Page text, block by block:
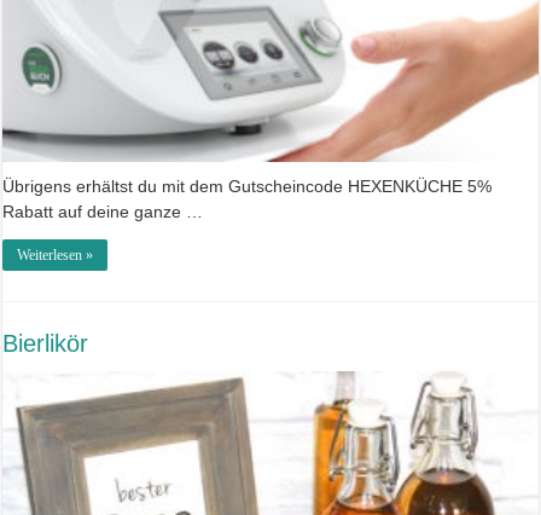
Übrigens erhältst du mit dem Gutscheincode HEXENKÜCHE 5%
Rabatt auf deine ganze …
Weiterlesen »
Bierlikör